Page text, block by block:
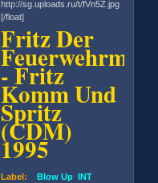
[/float]
Fritz Der
- Fritz
Komm Und
Spritz
(CDM)
1995
Label: Blow Up INT